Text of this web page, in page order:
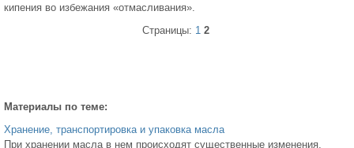
кипения во избежания «отмасливания».
Страницы: 1 2
Материалы по теме:
Хранение, транспортировка и упаковка масла
При хранении масла в нем происходят существенные изменения,